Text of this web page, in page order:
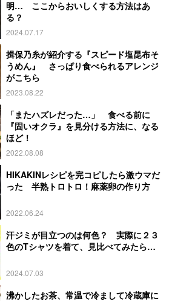
明… ここからおいしくする方法はあ
る？
2024.07.17
揖保乃糸が紹介する『スピード塩昆布そ
うめん』 さっぱり食べられるアレンジ
がこちら
2023.08.22
「またハズレだった…」 食べる前に
『固いオクラ』を見分ける方法に、なる
ほど！
2022.08.08
HIKAKINレシピを完コピしたら激ウマだ
った 半熟トロトロ！麻薬卵の作り方
2022.06.24
汗ジミが目立つのは何色？ 実際に２３
色のTシャツを着て、見比べてみたら…
2024.07.03
沸かしたお茶、常温で冷まして冷蔵庫に